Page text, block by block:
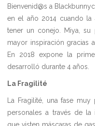
Bienvenid@s a
en el año 2014 cuando la
tener un conejo. Miya, su
mayor inspiración gracias
En 2018 expone la
desarrolló durante 4 años.
La Fragilité
La Fragilité, una fase muy
personales a través de
que visten máscaras de